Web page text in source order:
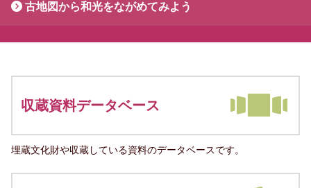
古地図から和光をながめてみよう
収蔵資料データベース
埋蔵文化財や収蔵している資料のデータベースです。